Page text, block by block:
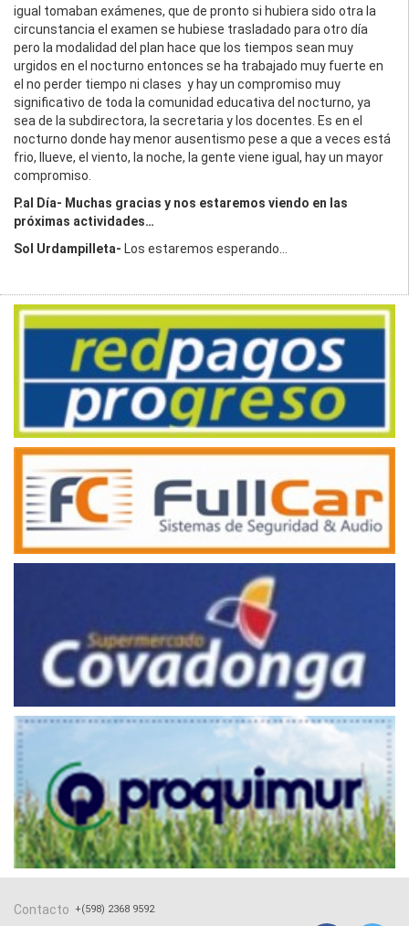
igual tomaban exámenes, que de pronto si hubiera sido otra la
circunstancia el examen se hubiese trasladado para otro día
pero la modalidad del plan hace que los tiempos sean muy
urgidos en el nocturno entonces se ha trabajado muy fuerte en
el no perder tiempo ni clases y hay un compromiso muy
significativo de toda la comunidad educativa del nocturno, ya
sea de la subdirectora, la secretaria y los docentes. Es en el
nocturno donde hay menor ausentismo pese a que a veces está
frio, llueve, el viento, la noche, la gente viene igual, hay un mayor
compromiso.
P.al Día- Muchas gracias y nos estaremos viendo en las
próximas actividades…
Sol Urdampilleta- Los estaremos esperando…
Contacto +(598) 2368 9592